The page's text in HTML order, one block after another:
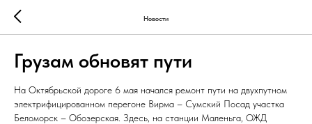
Новости
Грузам обновят пути
На Октябрьской дороге 6 мая начался ремонт пути на двухпутном
электрифицированном перегоне Вирма – Сумский Посад участка
Беломорск – Обозерская. Здесь, на станции Маленьга, ОЖД